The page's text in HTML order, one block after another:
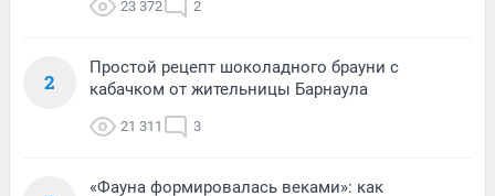
23 372 2
2
Простой рецепт шоколадного брауни с
кабачком от жительницы Барнаула
21 311 3
«Фауна формировалась веками»: как